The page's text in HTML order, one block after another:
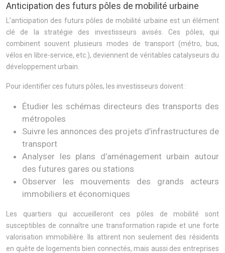
Anticipation des futurs pôles de mobilité urbaine
L’anticipation des futurs pôles de mobilité urbaine est un élément
clé de la stratégie des investisseurs avisés. Ces pôles, qui
combinent souvent plusieurs modes de transport (métro, bus,
vélos en libre-service, etc.), deviennent de véritables catalyseurs du
développement urbain.
Pour identifier ces futurs pôles, les investisseurs doivent :
Étudier les schémas directeurs des transports des
métropoles
Suivre les annonces des projets d’infrastructures de
transport
Analyser les plans d’aménagement urbain autour
des futures gares ou stations
Observer les mouvements des grands acteurs
immobiliers et économiques
Les quartiers qui accueilleront ces pôles de mobilité sont
susceptibles de connaître une transformation rapide et une forte
valorisation immobilière. Ils attirent non seulement des résidents
en quête de logements bien connectés, mais aussi des entreprises